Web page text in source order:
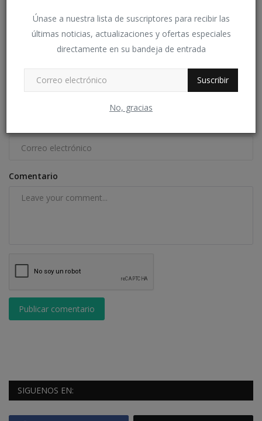
Únase a nuestra lista de suscriptores para recibir las
últimas noticias, actualizaciones y ofertas especiales
directamente en su bandeja de entrada
Suscribir
No, gracias
COMENTARIOS
Nombre
Comentario
Publicar comentario
SIGUENOS EN: